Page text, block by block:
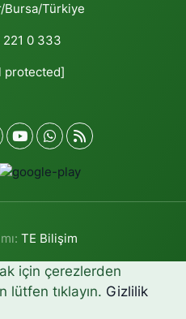
Bursa/Türkiye
221 0 333
protected]
TE Bilişim
için çerezlerden
lütfen tıklayın. Gizlilik